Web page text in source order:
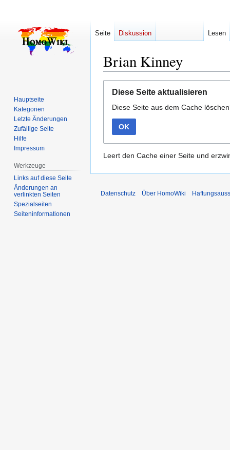
Brian Kinney
Navigation
springen
Suche
springen
Diese Seite aktualisieren
Diese Seite aus dem Cache
OK
Leert den Cache einer Seite und
Seite Diskussion Lesen
Hauptseite
Kategorien
Letzte Änderungen
Zufällige Seite
Hilfe
Impressum
Werkzeuge
Links auf diese Seite
Änderungen an
verlinkten Seiten
Spezialseiten
Seiten­­informationen
Datenschutz Über HomoWiki